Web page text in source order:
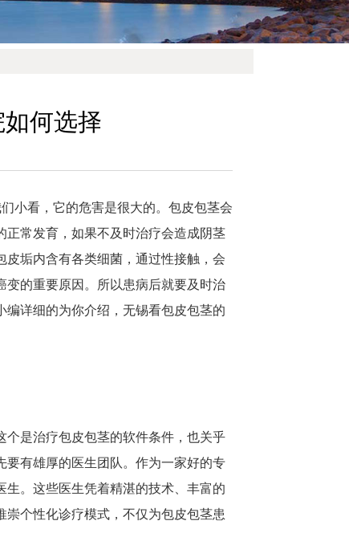
何选择
小看，它的危害是很大的。包皮包茎会
常发育，如果不及时治疗会造成阴茎
垢内含有各类细菌，通过性接触，会
的重要原因。所以患病后就要及时治
详细的为你介绍，无锡看包皮包茎的
是治疗包皮包茎的软件条件，也关乎
有雄厚的医生团队。作为一家好的专
。这些医生凭着精湛的技术、丰富的
个性化诊疗模式，不仅为包皮包茎患